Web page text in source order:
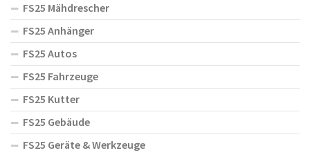
FS25 Mähdrescher
FS25 Anhänger
FS25 Autos
FS25 Fahrzeuge
FS25 Kutter
FS25 Gebäude
FS25 Geräte & Werkzeuge